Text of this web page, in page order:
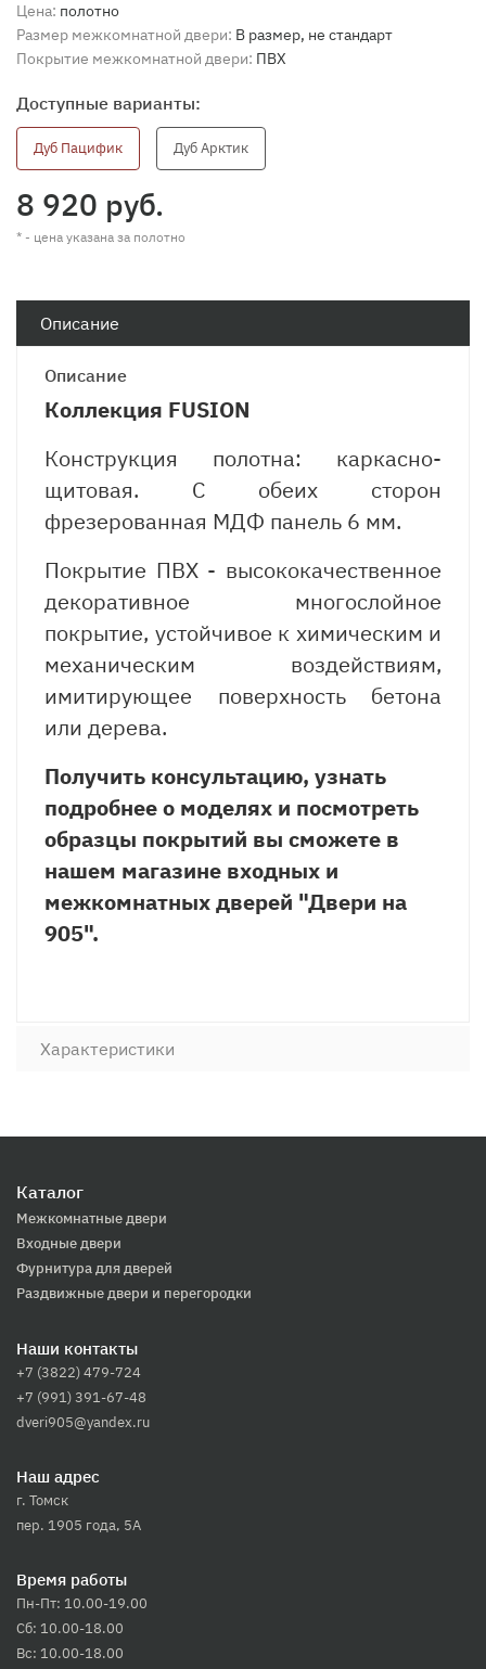
Цена: полотно
Размер межкомнатной двери: В размер, не стандарт
Покрытие межкомнатной двери: ПВХ
Доступные варианты:
Дуб Пацифик Дуб Арктик
8 920 руб.
* - цена указана за полотно
Описание
Описание
Коллекция FUSION
Конструкция полотна: каркасно-
щитовая. С обеих сторон
фрезерованная МДФ панель 6 мм.
Покрытие ПВХ - высококачественное
декоративное многослойное
покрытие, устойчивое к химическим и
механическим воздействиям,
имитирующее поверхность бетона
или дерева.
Получить консультацию, узнать
подробнее о моделях и посмотреть
образцы покрытий вы сможете в
нашем магазине входных и
межкомнатных дверей "Двери на
905".
Характеристики
Каталог
Межкомнатные двери
Входные двери
Фурнитура для дверей
Раздвижные двери и перегородки
Наши контакты
+7 (3822) 479-724
+7 (991) 391-67-48
dveri905@yandex.ru
Наш адрес
г. Томск
пер. 1905 года, 5А
Время работы
Пн-Пт: 10.00-19.00
Сб: 10.00-18.00
Вс: 10.00-18.00